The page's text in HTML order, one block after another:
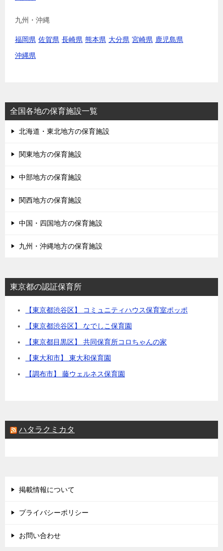
九州・沖縄
福岡県 佐賀県 長崎県 熊本県 大分県 宮崎県 鹿児島県
沖縄県
全国各地の保育施設一覧
北海道・東北地方の保育施設
関東地方の保育施設
中部地方の保育施設
関西地方の保育施設
中国・四国地方の保育施設
九州・沖縄地方の保育施設
東京都の認証保育所
【東京都渋谷区】 コミュニティハウス保育室ポッポ
【東京都渋谷区】 なでしこ保育園
【東京都目黒区】 共同保育所コロちゃんの家
【東大和市】 東大和保育園
【調布市】 藤ウェルネス保育園
ハタラクミカタ
掲載情報について
プライバシーポリシー
お問い合わせ